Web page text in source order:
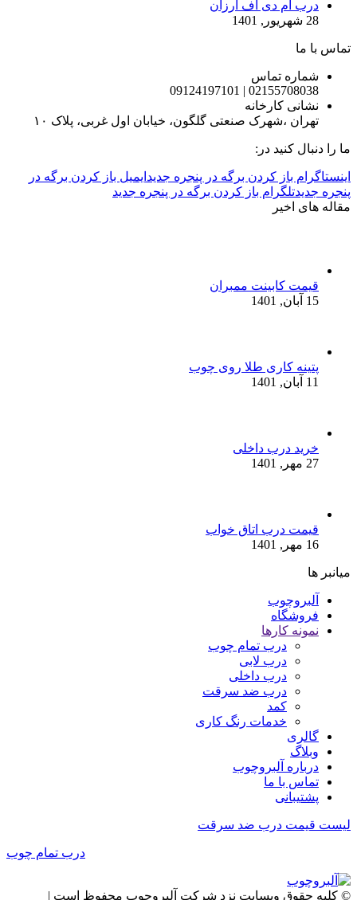
درب ام دی اف ارزان
28 شهریور, 1401
تماس با ما
شماره تماس
02155708038 | 09124197101
نشانی کارخانه
تهران ،شهرک صنعتی گلگون، خیابان اول غربی، پلاک ۱۰
ما را دنبال کنید در:
اینستاگرام باز کردن برگه در پنجره جدید ایمیل باز کردن برگه در
پنجره جدیدتلگرام باز کردن برگه در پنجره جدید
مقاله های اخیر
قیمت کابینت ممبران
15 آبان, 1401
پتینه کاری طلا روی چوب
11 آبان, 1401
خرید درب داخلی
27 مهر, 1401
قیمت درب اتاق خواب
16 مهر, 1401
میانبر ها
آلبروچوب
فروشگاه
نمونه کارها
درب تمام چوب
درب لابی
درب داخلی
درب ضد سرقت
کمد
خدمات رنگ کاری
گالری
وبلاگ
درباره آلبروچوب
تماس با ما
پشتیبانی
لیست قیمت درب ضد سرقت
درب تمام چوب
© کلیه حقوق وبسایت نزد شرکت آلبروچوب محفوظ است |